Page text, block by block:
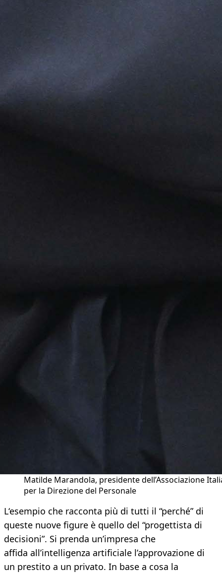
Matilde Marandola, presidente dell’Associazione
per la Direzione del Personale
L‘esempio che racconta più di tutti il “perché” di
queste nuove figure è quello del “progettista di
decisioni”. Si prenda un’impresa che
affida all’intelligenza artificiale l’approvazione di
un prestito a un privato. In base a cosa la